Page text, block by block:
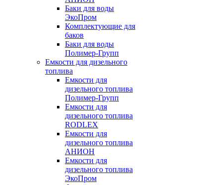
Баки для воды
ЭкоПром
Комплектующие для
баков
Баки для воды
Полимер-Групп
Емкости для дизельного
топлива
Емкости для
дизельного топлива
Полимер-Групп
Емкости для
дизельного топлива
RODLEX
Емкости для
дизельного топлива
АНИОН
Емкости для
дизельного топлива
ЭкоПром